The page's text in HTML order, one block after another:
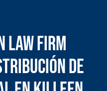
Law Firm
de